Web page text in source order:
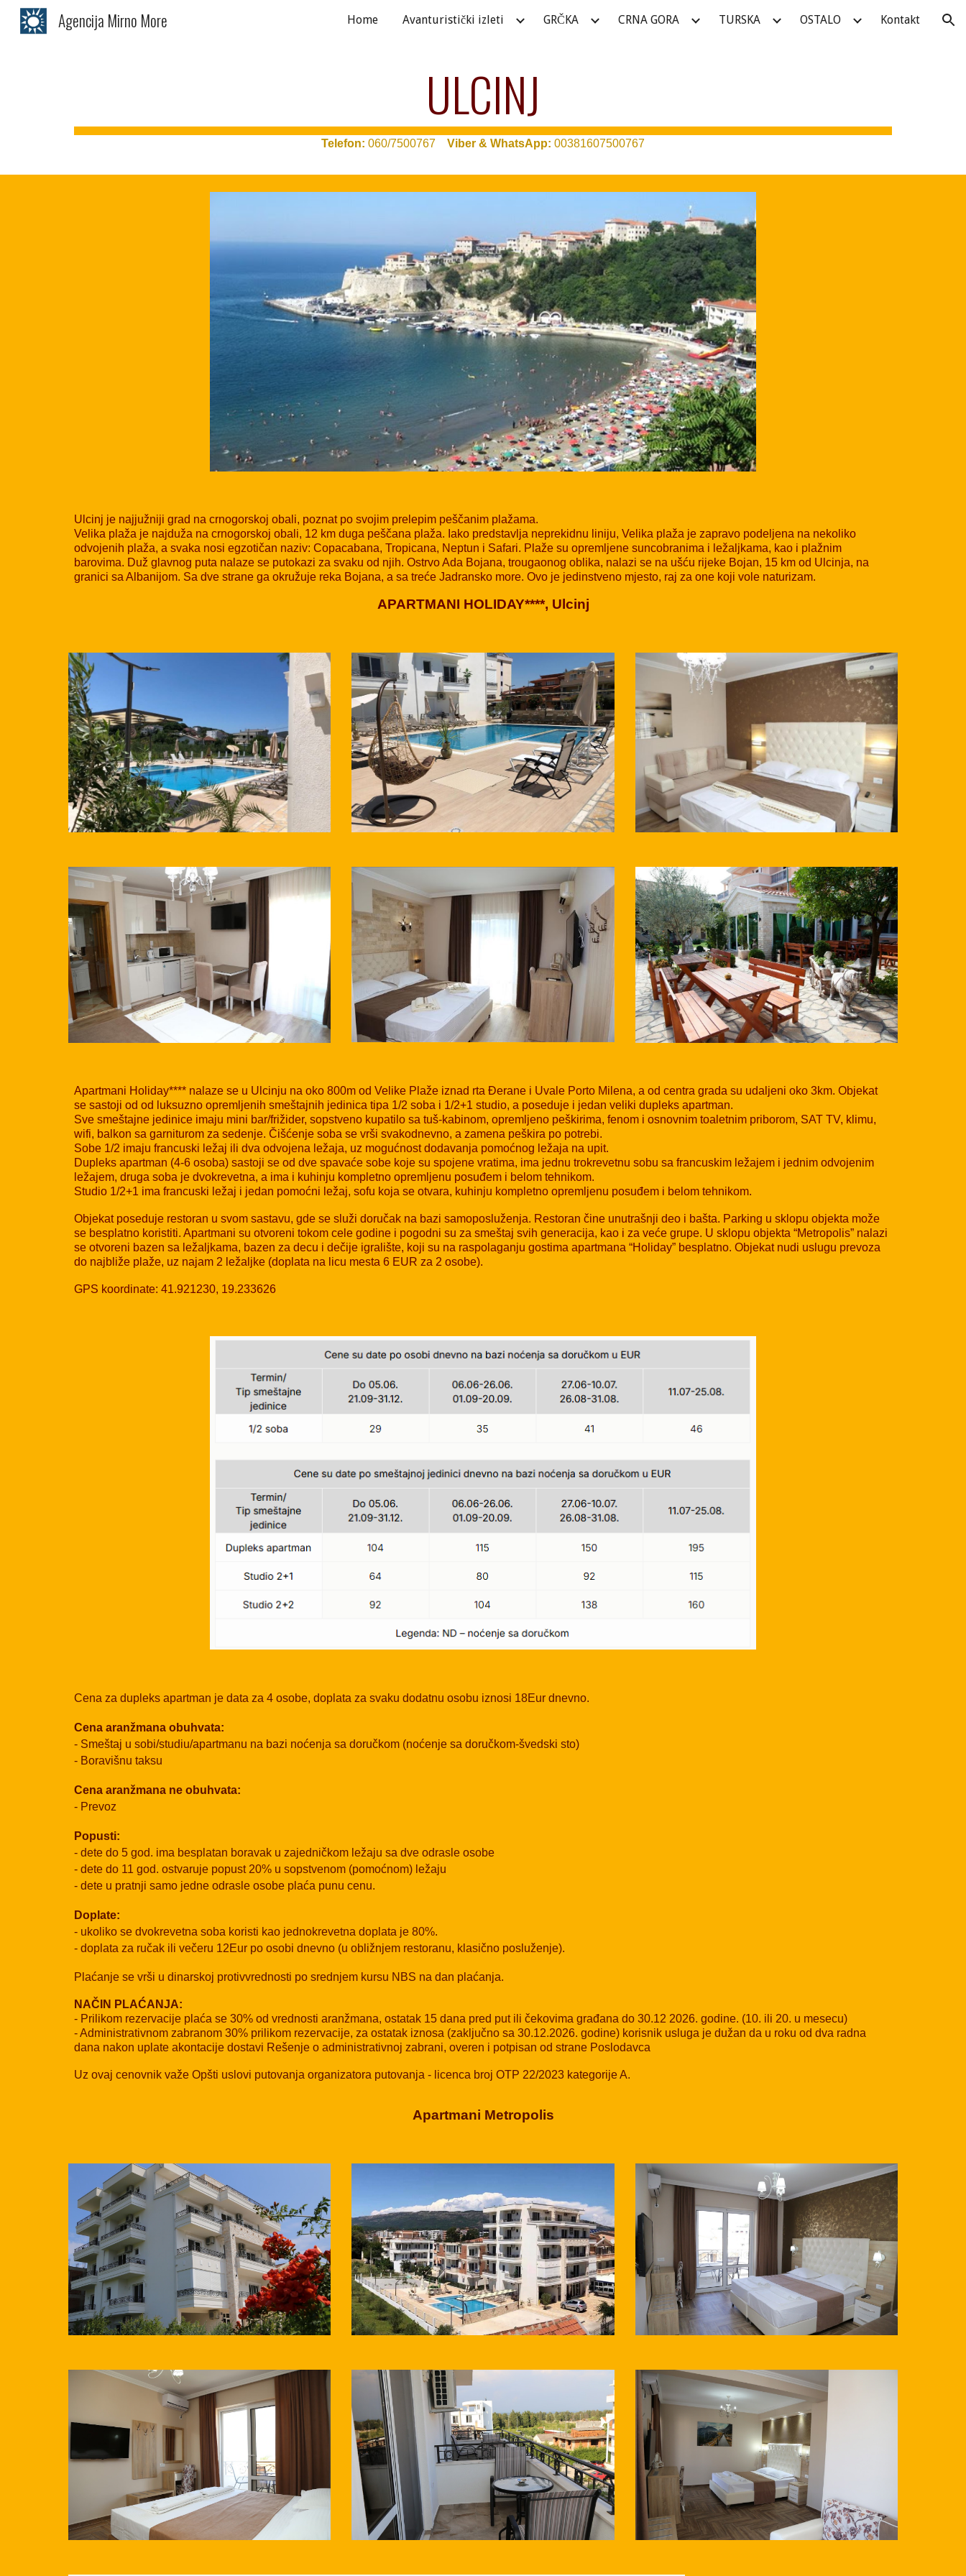
Skip to main content Skip to navigation
Agencija Mirno More Home Avanturistički izleti GRČKA CRNA GORA TURSKA OSTALO Kontakt
ULCINJ
Telefon: 060/7500767 Viber & WhatsApp: 00381607500767
Ulcinj je najjužniji grad na crnogorskoj obali, poznat po svojim prelepim peščanim plažama.
Velika plaža je najduža na crnogorskoj obali, 12 km duga peščana plaža. Iako predstavlja neprekidnu liniju, Velika plaža je zapravo podeljena na nekoliko
odvojenih plaža, a svaka nosi egzotičan naziv: Copacabana, Tropicana, Neptun i Safari. Plaže su opremljene suncobranima i ležaljkama, kao i plažnim
barovima. Duž glavnog puta nalaze se putokazi za svaku od njih. Ostrvo Ada Bojana, trougaonog oblika, nalazi se na ušću rijeke Bojan, 15 km od Ulcinja, na
granici sa Albanijom. Sa dve strane ga okružuje reka Bojana, a sa treće Jadransko more. Ovo je jedinstveno mjesto, raj za one koji vole naturizam.
APARTMANI HOLIDAY****, Ulcinj
Apartmani Holiday**** nalaze se u Ulcinju na oko 800m od Velike Plaže iznad rta Đerane i Uvale Porto Milena, a od centra grada su udaljeni oko 3km. Objekat
se sastoji od od luksuzno opremljenih smeštajnih jedinica tipa 1/2 soba i 1/2+1 studio, a poseduje i jedan veliki dupleks apartman.
Sve smeštajne jedinice imaju mini bar/frižider, sopstveno kupatilo sa tuš-kabinom, opremljeno peškirima, fenom i osnovnim toaletnim priborom, SAT TV, klimu,
wifi, balkon sa garniturom za sedenje. Čišćenje soba se vrši svakodnevno, a zamena peškira po potrebi.
Sobe 1/2 imaju francuski ležaj ili dva odvojena ležaja, uz mogućnost dodavanja pomoćnog ležaja na upit.
Dupleks apartman (4-6 osoba) sastoji se od dve spavaće sobe koje su spojene vratima, ima jednu trokrevetnu sobu sa francuskim ležajem i jednim odvojenim
ležajem, druga soba je dvokrevetna, a ima i kuhinju kompletno opremljenu posuđem i belom tehnikom.
Studio 1/2+1 ima francuski ležaj i jedan pomoćni ležaj, sofu koja se otvara, kuhinju kompletno opremljenu posuđem i belom tehnikom.
Objekat poseduje restoran u svom sastavu, gde se služi doručak na bazi samoposluženja. Restoran čine unutrašnji deo i bašta. Parking u sklopu objekta može
se besplatno koristiti. Apartmani su otvoreni tokom cele godine i pogodni su za smeštaj svih generacija, kao i za veće grupe. U sklopu objekta “Metropolis” nalazi
se otvoreni bazen sa ležaljkama, bazen za decu i dečije igralište, koji su na raspolaganju gostima apartmana “Holiday” besplatno. Objekat nudi uslugu prevoza
do najbliže plaže, uz najam 2 ležaljke (doplata na licu mesta 6 EUR za 2 osobe).
GPS koordinate: 41.921230, 19.233626
Cena za dupleks apartman je data za 4 osobe, doplata za svaku dodatnu osobu iznosi 18Eur dnevno.
Cena aranžmana obuhvata:
- Smeštaj u sobi/studiu/apartmanu na bazi noćenja sa doručkom (noćenje sa doručkom-švedski sto)
- Boravišnu taksu
Cena aranžmana ne obuhvata:
- Prevoz
Popusti:
- dete do 5 god. ima besplatan boravak u zajedničkom ležaju sa dve odrasle osobe
- dete do 11 god. ostvaruje popust 20% u sopstvenom (pomoćnom) ležaju
- dete u pratnji samo jedne odrasle osobe plaća punu cenu.
Doplate:
- ukoliko se dvokrevetna soba koristi kao jednokrevetna doplata je 80%.
- doplata za ručak ili večeru 12Eur po osobi dnevno (u obližnjem restoranu, klasično posluženje).
Plaćanje se vrši u dinarskoj protivvrednosti po srednjem kursu NBS na dan plaćanja.
NAČIN PLAĆANJA:
- Prilikom rezervacije plaća se 30% od vrednosti aranžmana, ostatak 15 dana pred put ili čekovima građana do 30.12 2026. godine. (10. ili 20. u mesecu)
- Administrativnom zabranom 30% prilikom rezervacije, za ostatak iznosa (zaključno sa 30.12.2026. godine) korisnik usluga je dužan da u roku od dva radna
dana nakon uplate akontacije dostavi Rešenje o administrativnoj zabrani, overen i potpisan od strane Poslodavca
Uz ovaj cenovnik važe Opšti uslovi putovanja organizatora putovanja - licenca broj OTP 22/2023 kategorije A.
Apartmani Metropolis